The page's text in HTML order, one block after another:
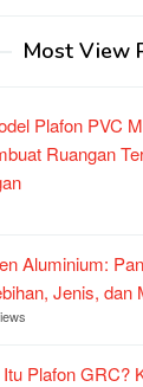
Most View
Plafon PVC
Ruangan
Aluminium:
Jenis, dan
Plafon GRC?